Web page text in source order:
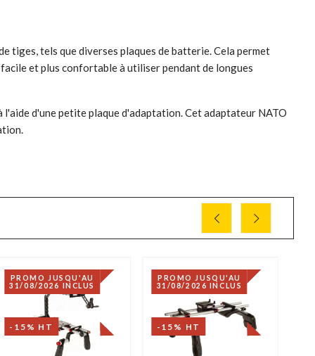
tiges, tels que diverses plaques de batterie. Cela permet
et plus confortable à utiliser pendant de longues
d'une petite plaque d'adaptation. Cet adaptateur NATO
PROMO JUSQU'AU
31/08/2026 INCLUS
-15% HT
PROMO JUSQU'AU
31/08/2026 INCLUS
-15% HT